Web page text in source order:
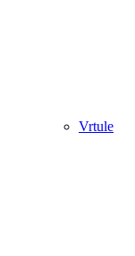
Vrtule